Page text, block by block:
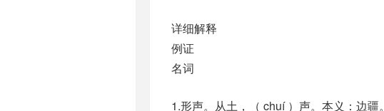
详细解释
例证
名词
1.形声。从土，（ chuí ）声。本义：边疆。